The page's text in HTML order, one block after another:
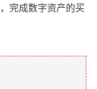
完成数字资产的买